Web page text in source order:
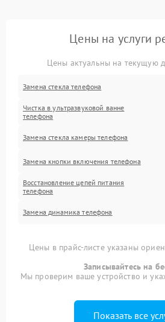
Цены на услуги
Цены актуальны на текущую
Замена стекла телефона
Чистка в ультразвуковой ванне
телефона
Замена стекла камеры телефона
Замена кнопки включения телефона
Восстановление цепей питания
телефона
Замена динамика телефона
Цены в прайс-листе указаны
Записывайтесь на
Мы проверим ваше устройство и
Показать все